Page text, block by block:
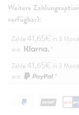
Ultimativer
Kapuze
Weitere
verfügbar):
Zahle41,65€ in 3
mit
*
Zahle41,65€ in 3
mit
*